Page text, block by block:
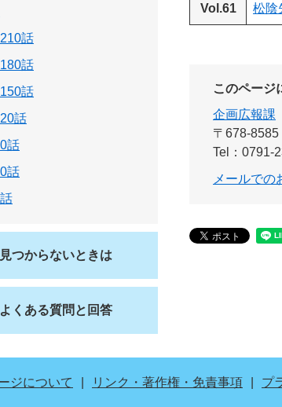
Vol.61 松陰
このページ
企画広報課
〒678-8585
Tel：0791-
メールでの
話
話
話
話
話
話
見つからないときは
よくある質問と回答
ジについて リンク・著作権・免責事項 プ